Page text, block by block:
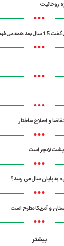
روحانیت
•••
کرده‌ایم
•••
•••
•••
و اصلاح ساختار
•••
پشت لانچر است
•••
پایان سال می رسد؟
•••
و آمریکا مطرح است
•••
بیشتر